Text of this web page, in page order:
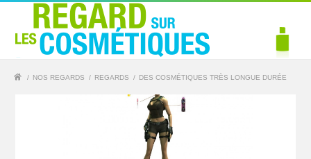
/ NOS REGARDS / REGARDS / DES COSMÉTIQUES TRÈS LONGUE DURÉE